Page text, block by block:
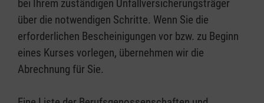
bei Ihrem zuständigen Unfallversicherungsträger
über die notwendigen Schritte. Wenn Sie die
erforderlichen Bescheinigungen vor bzw. zu Beginn
eines Kurses vorlegen, übernehmen wir die
Abrechnung für Sie.